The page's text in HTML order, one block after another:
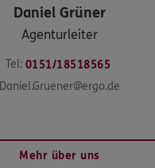
Daniel Grüner
Agenturleiter
Tel: 0151/18518565
Daniel.Gruener@ergo.de
Mehr über uns